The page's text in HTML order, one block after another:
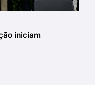
iniciam